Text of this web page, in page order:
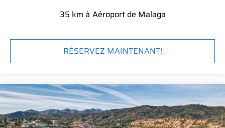
35 km à Aéroport de Malaga
RÉSERVEZ MAINTENANT!